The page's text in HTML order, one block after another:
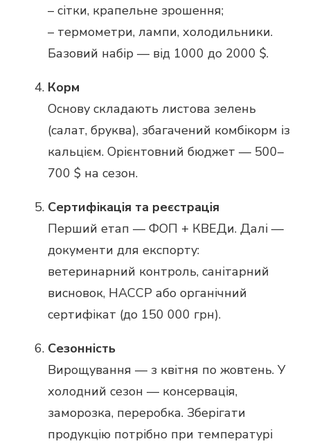
– сітки, крапельне зрошення;
– термометри, лампи, холодильники.
Базовий набір — від 1000 до 2000 $.
Корм
Основу складають листова зелень
(салат, бруква), збагачений комбікорм із
кальцієм. Орієнтовний бюджет — 500–
700 $ на сезон.
Сертифікація та реєстрація
Перший етап — ФОП + КВЕДи. Далі —
документи для експорту:
ветеринарний контроль, санітарний
висновок, HACCP або органічний
сертифікат (до 150 000 грн).
Сезонність
Вирощування — з квітня по жовтень. У
холодний сезон — консервація,
заморозка, переробка. Зберігати
продукцію потрібно при температурі